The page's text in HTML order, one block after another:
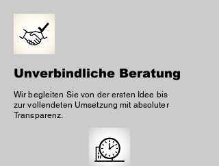
Unverbindliche Beratung
Wir begleiten Sie von der ersten Idee bis
zur vollendeten Umsetzung mit absoluter
Transparenz.